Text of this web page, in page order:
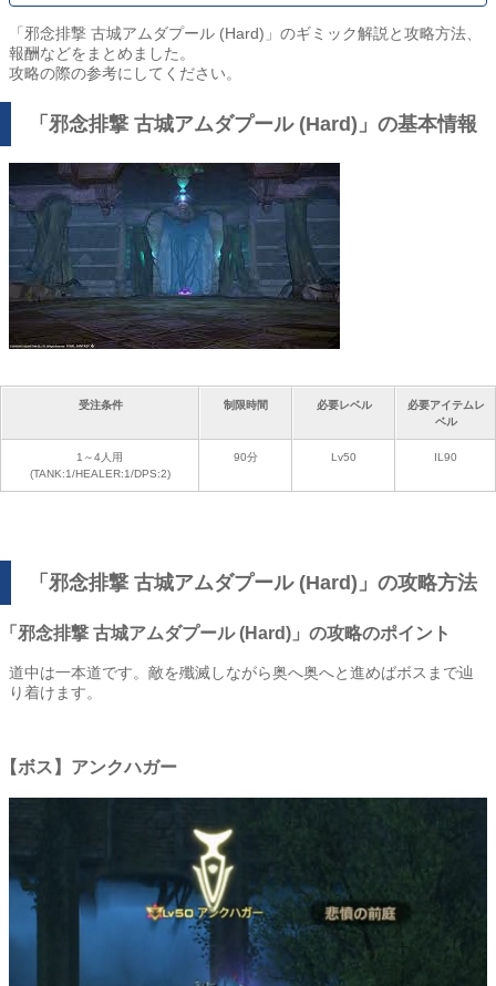
「邪念排撃 古城アムダプール (Hard)」のギミック解説と攻略方法、
報酬などをまとめました。
攻略の際の参考にしてください。
「邪念排撃 古城アムダプール (Hard)」の基本情報
受注条件 制限時間 必要レベル
必要アイテムレ
ベル
1～4人用
(TANK:1/HEALER:1/DPS:2)
90分 Lv50 IL90
「邪念排撃 古城アムダプール (Hard)」の攻略方法
「邪念排撃 古城アムダプール (Hard)」の攻略のポイント
道中は一本道です。敵を殲滅しながら奥へ奥へと進めばボスまで辿
り着けます。
【ボス】アンクハガー